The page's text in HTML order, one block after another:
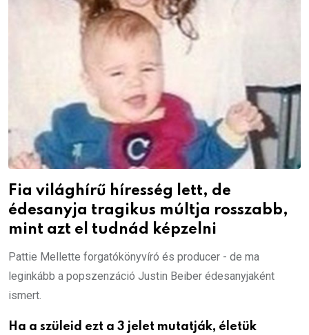
Fia világhírű híresség lett, de
édesanyja tragikus múltja rosszabb,
mint azt el tudnád képzelni
Pattie Mellette forgatókönyvíró és producer - de ma
leginkább a popszenzáció Justin Beiber édesanyjaként
ismert.
Ha a szüleid ezt a 3 jelet mutatják, életük